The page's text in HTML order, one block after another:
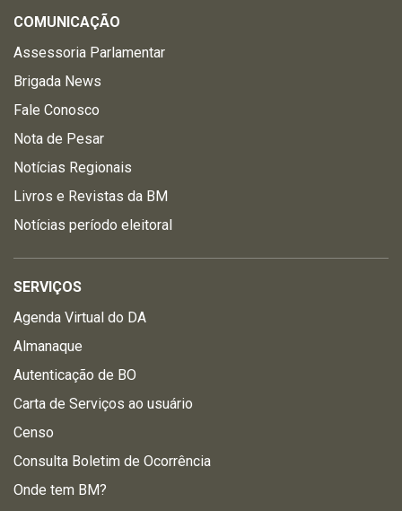
COMUNICAÇÃO
Assessoria Parlamentar
Brigada News
Fale Conosco
Nota de Pesar
Notícias Regionais
Livros e Revistas da BM
Notícias período eleitoral
SERVIÇOS
Agenda Virtual do DA
Almanaque
Autenticação de BO
Carta de Serviços ao usuário
Censo
Consulta Boletim de Ocorrência
Onde tem BM?